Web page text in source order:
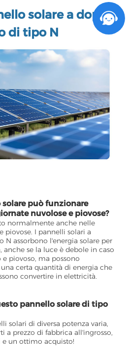
solare a doppio
di tipo N
può funzionare
nuvolose e piovose?
normalmente anche nelle
piovose. I pannelli solari a
N assorbono l'energia solare per
anche se la luce è debole in caso
piovoso, ma possono
certa quantità di energia che
convertire in elettricità.
pannello solare di tipo
solari di diversa potenza varia,
a prezzo di fabbrica all'ingrosso,
un ottimo acquisto!